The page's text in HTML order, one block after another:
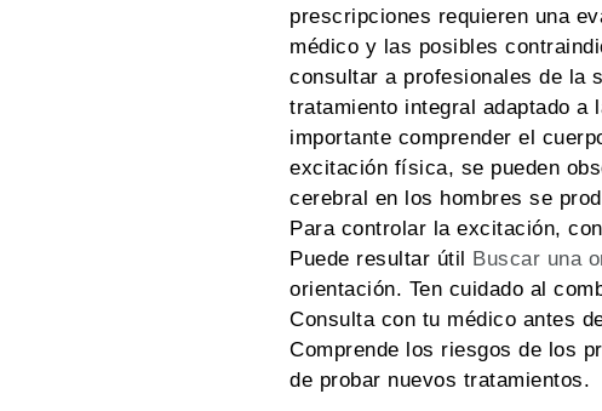
prescripciones requieren una
médico y las posibles
consultar a profesionales de la
tratamiento integral adaptado a
importante comprender el
excitación física, se pueden
cerebral en los hombres se
Para controlar la excitación,
Puede resultar útil Buscar una
orientación. Ten cuidado al
Consulta con tu médico antes
Comprende los riesgos de los
de probar nuevos tratamientos.